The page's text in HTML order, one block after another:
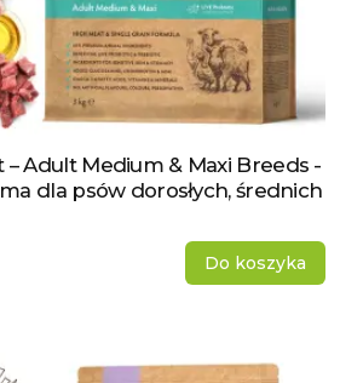
– Adult Medium & Maxi Breeds -
dla psów dorosłych, średnich
Do koszyka